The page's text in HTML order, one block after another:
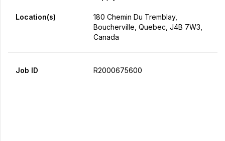
Location(s)
180 Chemin Du Tremblay,
Boucherville, Quebec, J4B 7W3,
Canada
Job ID R2000675600